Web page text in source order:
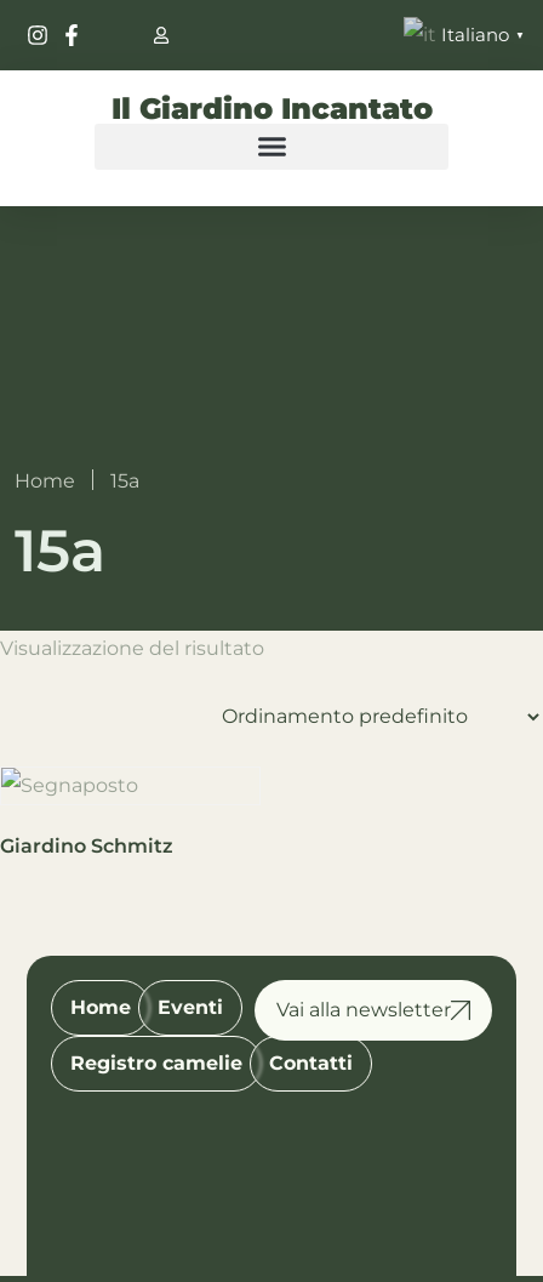
Italiano ▼
Il Giardino Incantato
Home 15a
15a
Visualizzazione del risultato
Giardino Schmitz
Home Eventi
Registro camelie Contatti